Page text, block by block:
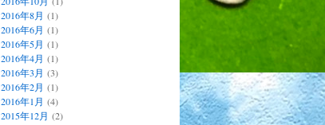
2016年8月 (1)
2016年6月 (1)
2016年5月 (1)
2016年4月 (1)
2016年3月 (3)
2016年2月 (1)
2016年1月 (4)
2015年12月 (2)